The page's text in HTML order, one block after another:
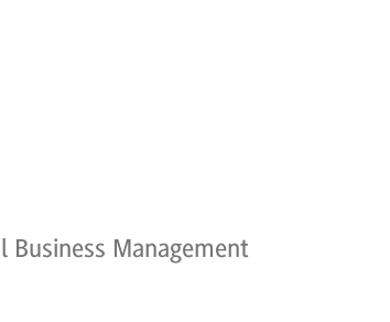
Business Management